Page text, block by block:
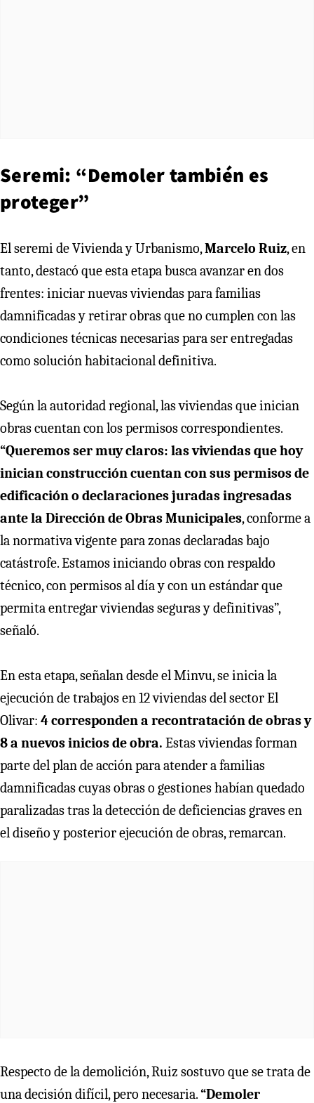
Seremi: “Demoler también es
proteger”
El seremi de Vivienda y Urbanismo,Marcelo Ruiz, en
tanto, destacó que esta etapa busca avanzar en dos
frentes: iniciar nuevas viviendas para familias
damnificadas y retirar obras que no cumplen con las
condiciones técnicas necesarias para ser entregadas
como solución habitacional definitiva.
Según la autoridad regional, las viviendas que inician
obras cuentan con los permisos correspondientes.
“Queremos ser muy claros: las viviendas que hoy
inician construcción cuentan con sus permisos de
edificación o declaraciones juradas ingresadas
ante la Dirección de Obras Municipales, conforme a
la normativa vigente para zonas declaradas bajo
catástrofe. Estamos iniciando obras con respaldo
técnico, con permisos al día y con un estándar que
permita entregar viviendas seguras y definitivas”,
señaló.
En esta etapa, señalan desde el Minvu, se inicia la
ejecución de trabajos en 12 viviendas del sector El
Olivar: 4 corresponden a recontratación de obras y
8 a nuevos inicios de obra. Estas viviendas forman
parte del plan de acción para atender a familias
damnificadas cuyas obras o gestiones habían quedado
paralizadas tras la detección de deficiencias graves en
el diseño y posterior ejecución de obras, remarcan.
Respecto de la demolición, Ruiz sostuvo que se trata de
una decisión difícil, pero necesaria.“Demoler